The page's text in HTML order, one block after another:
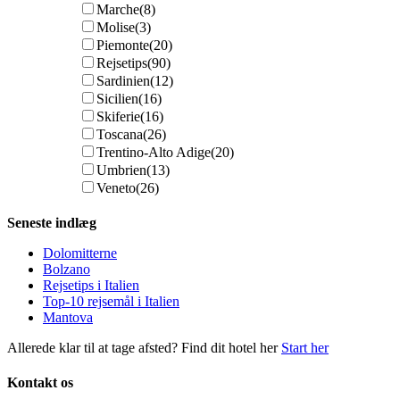
Marche(8)
Molise(3)
Piemonte(20)
Rejsetips(90)
Sardinien(12)
Sicilien(16)
Skiferie(16)
Toscana(26)
Trentino-Alto Adige(20)
Umbrien(13)
Veneto(26)
Seneste indlæg
Dolomitterne
Bolzano
Rejsetips i Italien
Top-10 rejsemål i Italien
Mantova
Allerede klar til at tage afsted? Find dit hotel her Start her
Kontakt os